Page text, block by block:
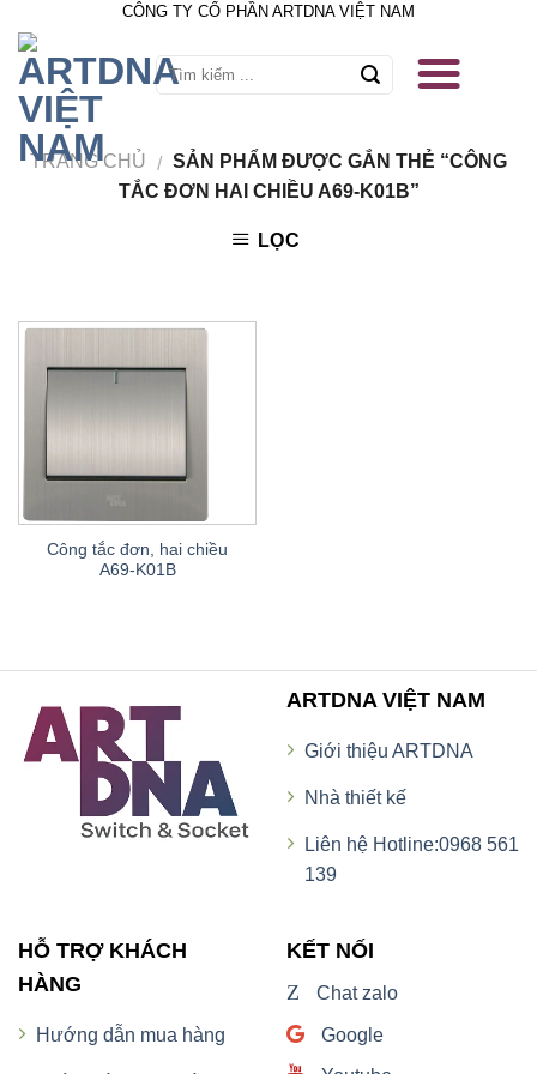
content
CÔNG TY CỔ PHẦN ARTDNA VIỆT NAM
TRANG CHỦ / SẢN PHẨM ĐƯỢC GẮN THẺ “CÔNG
TẮC ĐƠN HAI CHIỀU A69-K01B”
LỌC
Công tắc đơn, hai chiều
A69-K01B
ARTDNA VIỆT NAM
Giới thiệu ARTDNA
Nhà thiết kế
Liên hệ Hotline:0968 561
139
HỖ TRỢ KHÁCH
HÀNG
Hướng dẫn mua hàng
KẾT NỐI
Z Chat zalo
Google